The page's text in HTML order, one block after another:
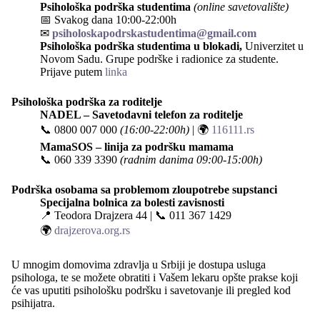
Psihološka podrška studentima (online savetovalište)
📅 Svakog dana 10:00-22:00h
✉ psiholoskapodrskastudentima@gmail.com
Psihološka podrška studentima u blokadi, Univerzitet u
Novom Sadu. Grupe podrške i radionice za studente.
Prijave putem linka
Psihološka podrška za roditelje
NADEL – Savetodavni telefon za roditelje
📞 0800 007 000 (16:00-22:00h) | 🌍 116111.rs
MamaSOS – linija za podršku mamama
📞 060 339 3390 (radnim danima 09:00-15:00h)
Podrška osobama sa problemom zloupotrebe supstanci
Specijalna bolnica za bolesti zavisnosti
📍 Teodora Drajzera 44 | 📞 011 367 1429
🌍 drajzerova.org.rs
U mnogim domovima zdravlja u Srbiji je dostupa usluga
psihologa, te se možete obratiti i Vašem lekaru opšte prakse koji
će vas uputiti psihološku podršku i savetovanje ili pregled kod
psihijatra.